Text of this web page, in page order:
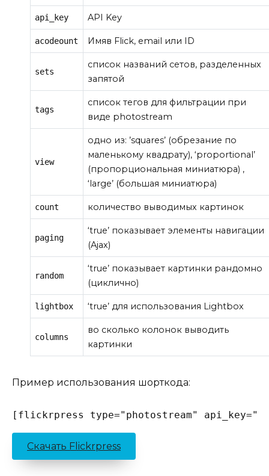
api_key API Key
acodeount Имяв Flick, email или ID
sets
список названий сетов, разделенных
запятой
tags
список тегов для фильтрации при
виде photostream
view
одно из: ’squares’ (обрезание по
маленькому квадрату), ‘proportional’
(пропорциональная миниатюра) ,
‘large’ (большая миниатюра)
count количество выводимых картинок
paging
‘true’ показывает элементы навигации
(Ajax)
random
‘true’ показывает картинки рандомно
(циклично)
lightbox ‘true’ для использования Lightbox
columns
во сколько колонок выводить
картинки
Пример использования шорткода:
[flickrpress type="photostream"
Скачать Flickrpress